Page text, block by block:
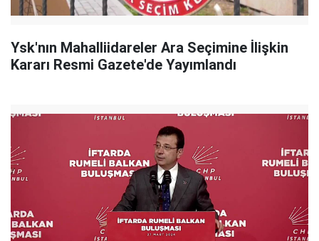
Ysk'nın Mahalliidareler Ara Seçimine İlişkin
Kararı Resmi Gazete'de Yayımlandı